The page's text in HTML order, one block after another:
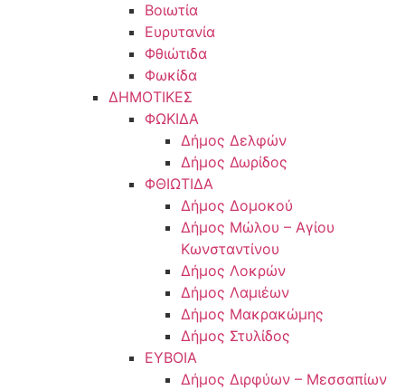
Βοιωτία
Ευρυτανία
Φθιώτιδα
Φωκίδα
ΔΗΜΟΤΙΚΕΣ
ΦΩΚΙΔΑ
Δήμος Δελφών
Δήμος Δωρίδος
ΦΘΙΩΤΙΔΑ
Δήμος Δομοκού
Δήμος Μώλου – Αγίου
Κωνσταντίνου
Δήμος Λοκρών
Δήμος Λαμιέων
Δήμος Μακρακώμης
Δήμος Στυλίδος
ΕΥΒΟΙΑ
Δήμος Διρφύων – Μεσσαπίων